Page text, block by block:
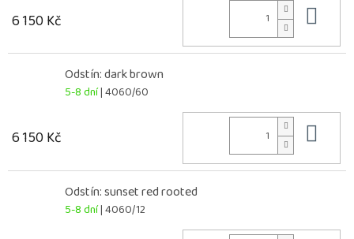
6 150 Kč
Odstín: dark brown
5-8 dní| 4060/60
6 150 Kč
Odstín: sunset red rooted
5-8 dní| 4060/12